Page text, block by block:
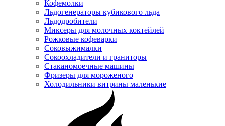
Кофемолки
Льдогенераторы кубикового льда
Льдодробители
Миксеры для молочных коктейлей
Рожковые кофеварки
Соковыжималки
Сокоохладители и граниторы
Стаканомоечные машины
Фризеры для мороженого
Холодильники витрины маленькие